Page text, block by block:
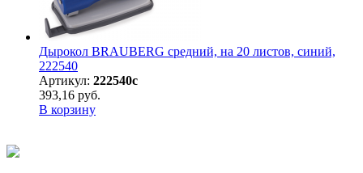
Дырокол BRAUBERG средний, на 20 листов, синий,
222540
Артикул: 222540с
393,16 руб.
В корзину